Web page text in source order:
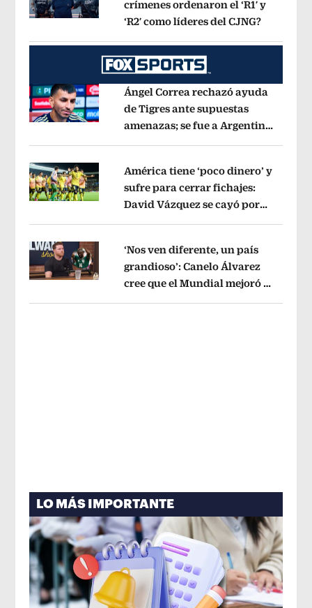
Opens in new window
crímenes ordenaron el ‘R1′ y
‘R2′ como líderes del CJNG?Opens in
Opens in new window
Ángel Correa rechazó ayuda
de Tigres ante supuestas
amenazas; se fue a Argentina
Opens in new window
América tiene ‘poco dinero’ y
sufre para cerrar fichajes:
David Vázquez se cayó por
Opens in new window
‘Nos ven diferente, un país
grandioso’: Canelo Álvarez
cree que el Mundial mejoró la
LO MÁS IMPORTANTE